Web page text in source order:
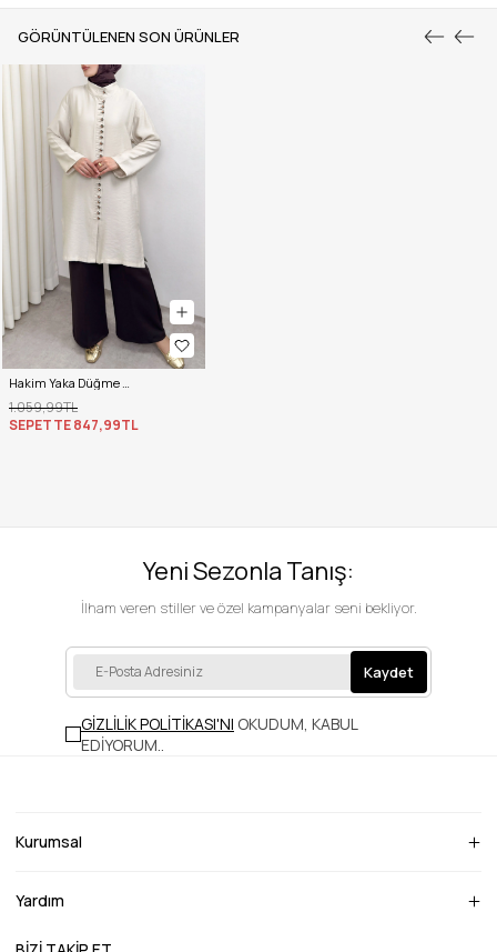
GÖRÜNTÜLENEN SON ÜRÜNLER
Hakim Yaka Düğme Detaylı Tunik 0058 - TAŞ RENGİ
1.059,99TL
SEPETTE847,99TL
Yeni Sezonla Tanış:
İlham veren stiller ve özel kampanyalar seni bekliyor.
Kaydet
GİZLİLİK POLİTİKASI'NI OKUDUM, KABUL
EDİYORUM..
Kurumsal
Yardım